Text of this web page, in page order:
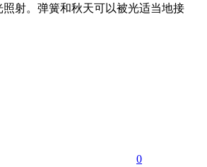
射。弹簧和秋天可以被光适当地接
0